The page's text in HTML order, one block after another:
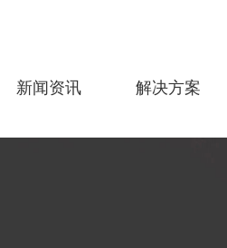
新闻资讯 解决方案